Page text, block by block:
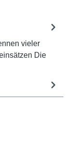
vieler
Die